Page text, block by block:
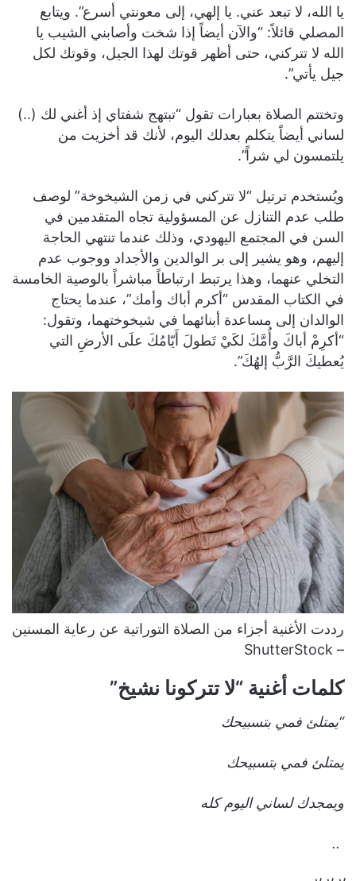
يا الله، لا تبعد عني. يا إلهي، إلى معونتي أسرع”. ويتابع
المصلي قائلاً: “والآن أيضاً إذا شخت وأصابني الشيب يا
الله لا تتركني، حتى أظهر قوتك لهذا الجيل، وقوتك لكل
جيل يأتي”.
وتختتم الصلاة بعبارات تقول “تبتهج شفتاي إذ أغني لك (..)
لساني أيضاً يتكلم بعدلك اليوم، لأنك قد أخزيت من
يلتمسون لي شراً”.
ويُستخدم ترتيل “لا تتركني في زمن الشيخوخة” لوصف
طلب عدم التنازل عن المسؤولية تجاه المتقدمين في
السن في المجتمع اليهودي، وذلك عندما تنتهي الحاجة
إليهم، وهو يشير إلى بر الوالدين والأجداد ووجوب عدم
التخلي عنهما، وهذا يرتبط ارتباطاً مباشراً بالوصية الخامسة
في الكتاب المقدس “أكرم أباك وأمك”، عندما يحتاج
الوالدان إلى مساعدة أبنائهما في شيخوختهما، وتقول:
“أكرِمْ أباكَ وأُمَّكَ لكَيْ تَطولَ أَيّامُكَ علَى الأرضِ التي
يُعطيكَ الرَّبُّ إلهُكَ”.
رددت الأغنية أجزاء من الصلاة التوراتية عن رعاية المسنين
– ShutterStock
كلمات أغنية “لا تتركونا نشيخ”
“يمتلئ فمي بتسبيحك
يمتلئ فمي بتسبيحك
ويمجدك لساني اليوم كله
..